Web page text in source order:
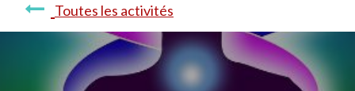
Toutes les activités